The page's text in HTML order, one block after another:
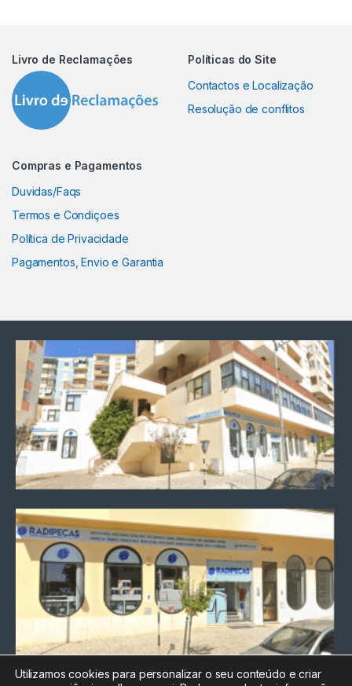
Livro de Reclamações
Políticas do Site
Contactos e Localização
Resolução de conflitos
Compras e Pagamentos
Duvidas/Faqs
Termos e Condiçoes
Política de Privacidade
Pagamentos, Envio e Garantia
Utilizamos cookies para personalizar o seu conteúdo e criar